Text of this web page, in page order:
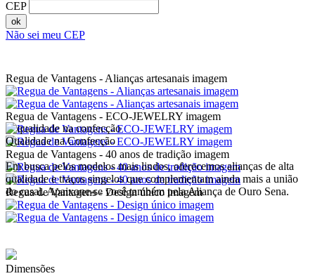
CEP
ok
Não sei meu CEP
Regua de Vantagens - Alianças artesanais imagem
Regua de Vantagens - ECO-JEWELRY imagem
Regua de Vantagens - 40 anos de tradição imagem
Regua de Vantagens - Design único imagem
Qualidade na Confecção
Em busca pelos modelos mais lindos, oferecemos alianças de alta
qualidade e traços singelos que complementam ainda mais a união
do casal. Apaixone-se você também pela Aliança de Ouro Sena.
Dimensões